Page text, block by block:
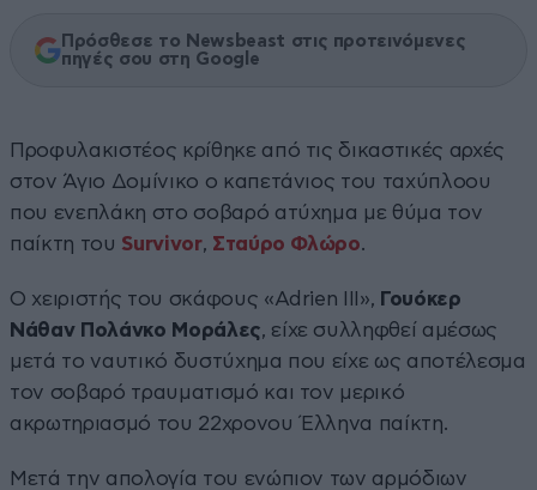
Πρόσθεσε το Newsbeast στις προτεινόμενες
πηγές σου στη Google
Προφυλακιστέος κρίθηκε από τις δικαστικές αρχές
στον Άγιο Δομίνικο ο καπετάνιος του ταχύπλοου
που ενεπλάκη στο σοβαρό ατύχημα με θύμα τον
παίκτη του Survivor, Σταύρο Φλώρο.
Ο χειριστής του σκάφους «Adrien III», Γουόκερ
Νάθαν Πολάνκο Μοράλες, είχε συλληφθεί αμέσως
μετά το ναυτικό δυστύχημα που είχε ως αποτέλεσμα
τον σοβαρό τραυματισμό και τον μερικό
ακρωτηριασμό του 22χρονου Έλληνα παίκτη.
Μετά την απολογία του ενώπιον των αρμόδιων